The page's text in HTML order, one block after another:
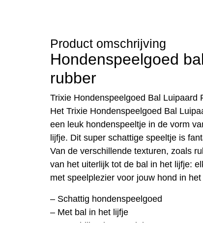
Product omschrijving
Hondenspeelgoed
rubber
Trixie Hondenspeelgoed Bal Luipaard
Het Trixie Hondenspeelgoed Bal
een leuk hondenspeeltje in de vorm
lijfje. Dit super schattige speeltje is
Van de verschillende texturen, zoals
van het uiterlijk tot de bal in het lijfje:
met speelplezier voor jouw hond in
– Schattig hondenspeelgoed
– Met bal in het lijfje